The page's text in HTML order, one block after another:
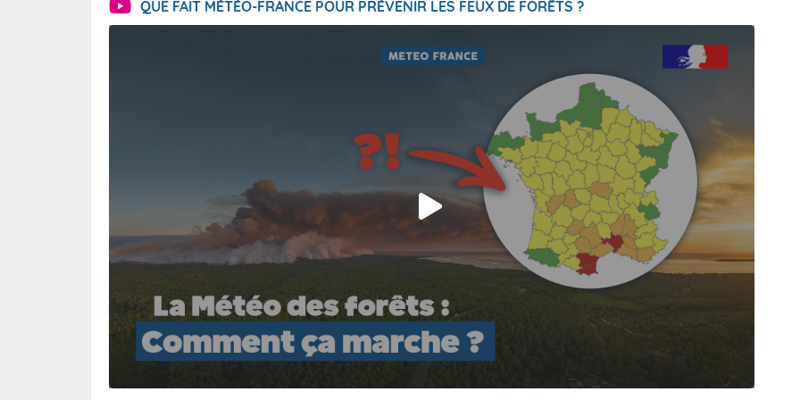
QUE FAIT MÉTÉO-FRANCE POUR PRÉVENIR LES FEUX DE FORÊTS ?